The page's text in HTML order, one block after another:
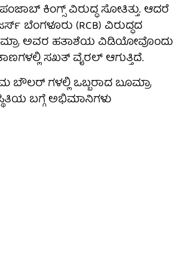
ಕಿಂಗ್ಸ್ ವಿರುದ್ಧ ಸೋತಿತ್ತು. ಆದರೆ
ಬೆಂಗಳೂರು (RCB) ವಿರುದ್ಧದ
ಅವರ ಹತಾಶೆಯ ವಿಡಿಯೋವೊಂದು
ಸಖತ್ ವೈರಲ್ ಆಗುತ್ತಿದೆ.
ಬೌಲರ್ ಗಳಲ್ಲಿ ಒಬ್ಬರಾದ ಬೂಮ್ರಾ
ಬಗ್ಗೆ ಅಭಿಮಾನಿಗಳು